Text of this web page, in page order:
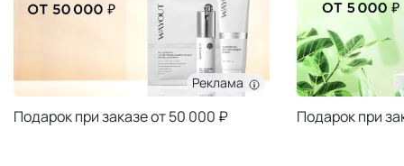
Реклама
Подарок при заказе от 50 000 ₽ Подарок при